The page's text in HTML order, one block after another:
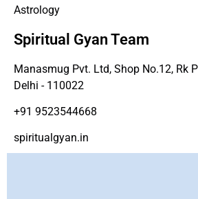
Astrology
Spiritual Gyan Team
Manasmug Pvt. Ltd, Shop No.12, Rk
Delhi - 110022
+91 9523544668
spiritualgyan.in